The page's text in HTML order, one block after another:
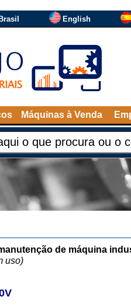
English
Máquinas à Venda
de máquina
uso)